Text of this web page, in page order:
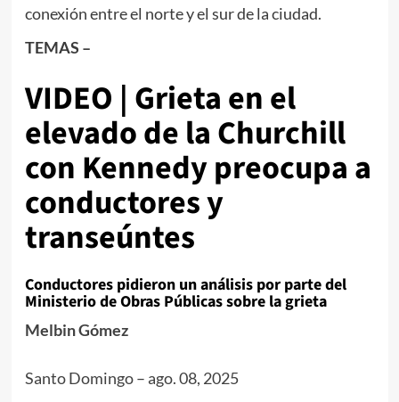
conexión entre el norte y el sur de la ciudad.
TEMAS –
VIDEO | Grieta en el
elevado de la Churchill
con Kennedy preocupa a
conductores y
transeúntes
Conductores pidieron un análisis por parte del
Ministerio de Obras Públicas sobre la grieta
Melbin Gómez
Santo Domingo– ago. 08, 2025